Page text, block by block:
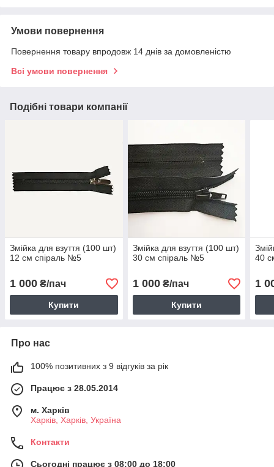
Умови повернення
Повернення товару впродовж 14 днів за домовленістю
Всі умови повернення
Подібні товари компанії
Змійка для взуття (100 шт)
12 см спіраль №5
1 000 ₴/пач
Купити
Змійка для взуття (100 шт)
30 см спіраль №5
1 000₴/пач
Купити
40
1
Про нас
100% позитивних з 9 відгуків за рік
Працює з 28.05.2014
м. Харків
Харків, Харків, Україна
Контакти
Сьогодні працює з 08:00 до 18:00